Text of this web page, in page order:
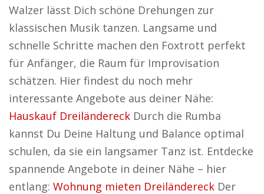
Walzer lässt Dich schöne Drehungen zur
klassischen Musik tanzen. Langsame und
schnelle Schritte machen den Foxtrott perfekt
für Anfänger, die Raum für Improvisation
schätzen. Hier findest du noch mehr
interessante Angebote aus deiner Nähe:
Hauskauf Dreiländereck Durch die Rumba
kannst Du Deine Haltung und Balance optimal
schulen, da sie ein langsamer Tanz ist. Entdecke
spannende Angebote in deiner Nähe – hier
entlang: Wohnung mieten Dreiländereck Der